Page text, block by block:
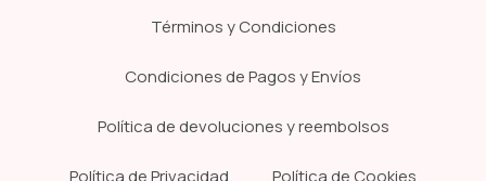
Términos y Condiciones
Condiciones de Pagos y Envíos
Política de devoluciones y reembolsos
Política de Privacidad Política de Cookies